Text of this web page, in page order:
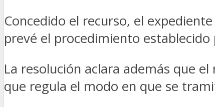
Concedido el recurso, el
prevé el procedimiento establecido
La resolución aclara además que
que regula el modo en que se